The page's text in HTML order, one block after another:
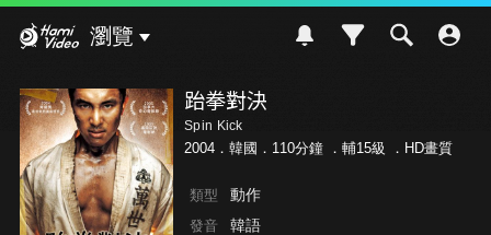
瀏覽
跆拳對決
Spin Kick
2004．韓國．110分鐘 ． 輔15級 ．HD畫質
類型 動作
發音 韓語